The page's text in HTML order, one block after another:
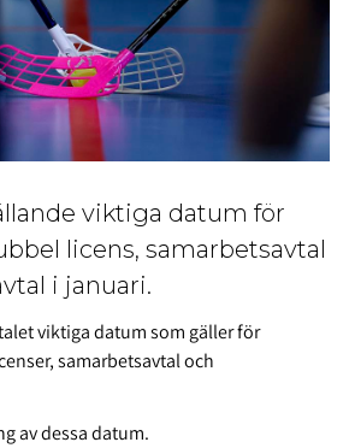
viktiga datum för
licens, samarbetsavtal
i januari.
viktiga datum som gäller för
samarbetsavtal och
av dessa datum.